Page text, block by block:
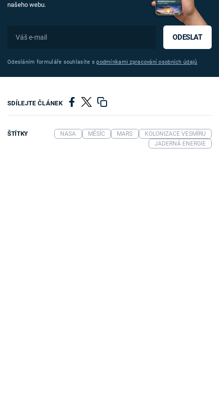
našeho webu.
ODESLAT
Odesláním formuláře souhlasíte spodmínkami zpracování osobních údajů
SDÍLEJTE ČLÁNEK
ŠTÍTKY NASA MĚSÍC MARS
KOLONIZACE VESMÍRU
JADERNÁ ENERGIE